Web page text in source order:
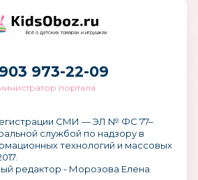
Всё о детских товарах и игрушках
973-22-09
портала
СМИ — ЭЛ № ФС 77–
службой по надзору в
технологий и массовых
редактор - Морозова Елена